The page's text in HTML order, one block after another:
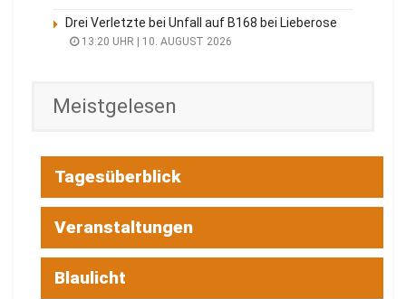
Drei Verletzte bei Unfall auf B168 bei Lieberose
13:20 UHR | 10. AUGUST 2026
Meistgelesen
Tagesüberblick
Veranstaltungen
Blaulicht